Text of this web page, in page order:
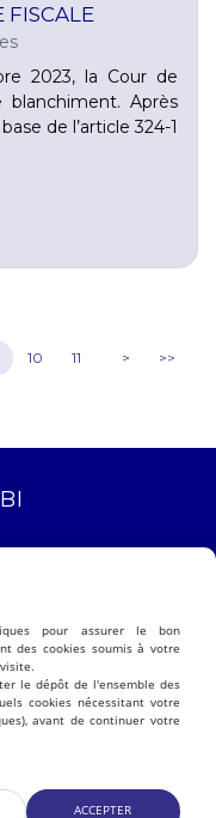
2023, la Cour de
blanchiment. Après
de l’article 324-1
10 11 > >>
pour assurer le bon
des cookies soumis à votre
le dépôt de l'ensemble des
cookies nécessitant votre
avant de continuer votre
ACCEPTER